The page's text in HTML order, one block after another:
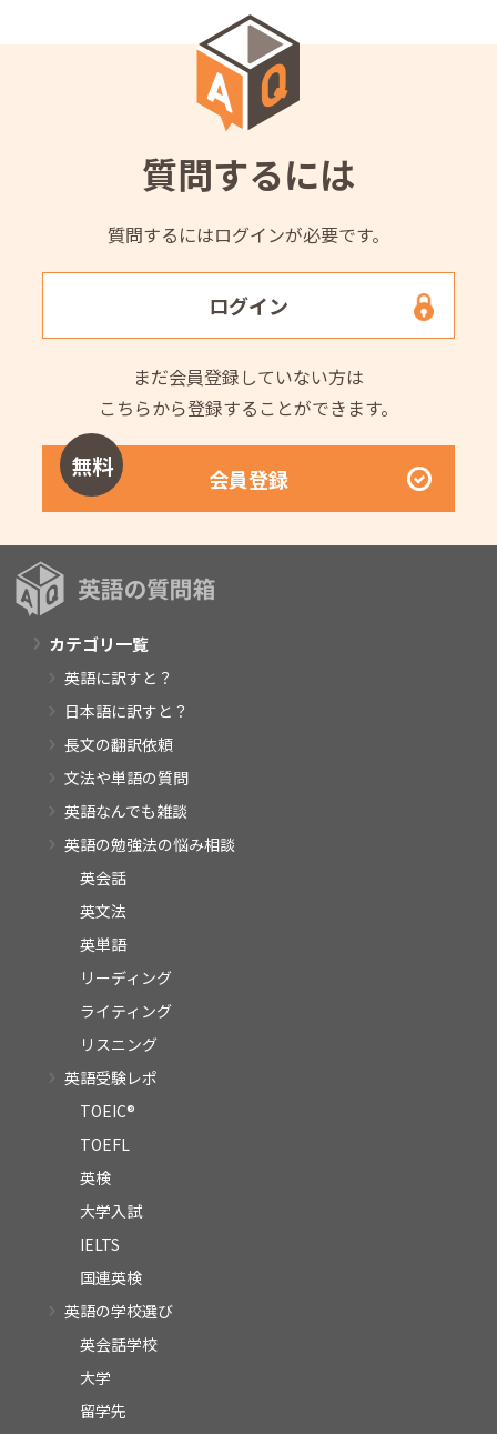
質問するには
質問するにはログインが必要です。
ログイン
まだ会員登録していない方は
こちらから登録することができます。
無料 会員登録
カテゴリ一覧
英語に訳すと？
日本語に訳すと？
長文の翻訳依頼
文法や単語の質問
英語なんでも雑談
英語の勉強法の悩み相談
英会話
英文法
英単語
リーディング
ライティング
リスニング
英語受験レポ
TOEIC®
TOEFL
英検
大学入試
IELTS
国連英検
英語の学校選び
英会話学校
大学
留学先